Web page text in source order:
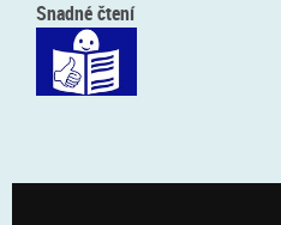
Snadné čtení